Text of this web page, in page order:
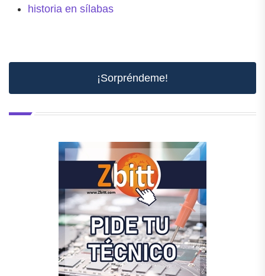
historia en sílabas
¡Sorpréndeme!